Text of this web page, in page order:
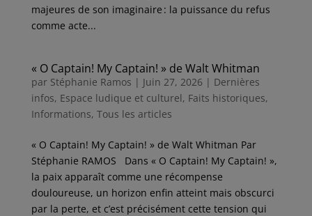
majeures de son imaginaire : la puissance du refus
comme acte...
« O Captain! My Captain! » de Walt Whitman
par Stéphanie Ramos | Juin 27, 2026 | Dernières
infos, Espace ludique et culturel, Faits historiques,
Informations, Tous les articles
« O Captain! My Captain! » de Walt Whitman Par
Stéphanie RAMOS Dans « O Captain! My Captain! »,
la paix apparaît comme une récompense
douloureuse, un horizon enfin atteint mais obscurci
par la perte, et c’est précisément cette tension qui